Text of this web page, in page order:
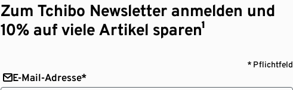
Zum Tchibo Newsletter anmelden und
10% auf viele Artikel sparen¹
* Pflichtfeld
E-Mail-Adresse*